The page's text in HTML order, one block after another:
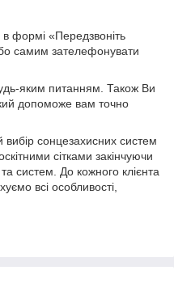
формі «Передзвоніть
самим зателефонувати
яким питанням. Також Ви
допоможе вам точно
сонцезахисних систем
сітками закінчуючи
систем. До кожного клієнта
всі особливості,